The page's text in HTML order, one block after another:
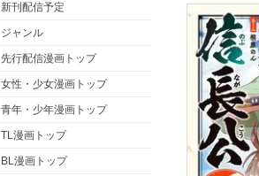
新刊配信予定
ジャンル
先行配信漫画トップ
女性・少女漫画トップ
青年・少年漫画トップ
TL漫画トップ
BL漫画トップ